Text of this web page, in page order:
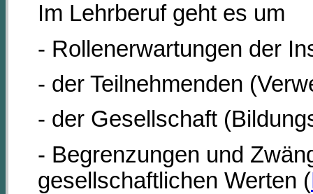
Im Lehrberuf geht es um
- Rollenerwartungen der
- der Teilnehmenden
- der Gesellschaft
- Begrenzungen und
gesellschaftlichen Werten (